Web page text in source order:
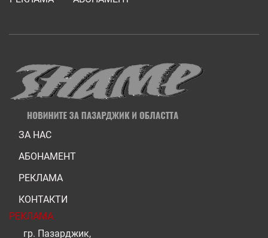
ЗА НАС
АБОНАМЕНТ
РЕКЛАМА
КОНТАКТИ
РЕКЛАМА
гр. Пазарджик,